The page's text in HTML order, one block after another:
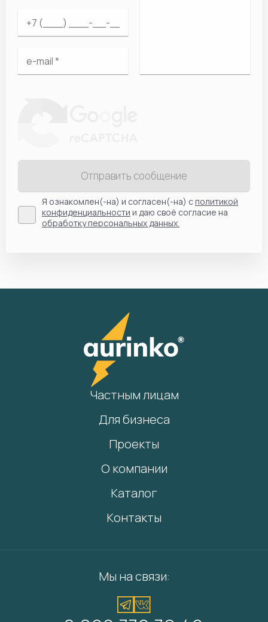
Отправить сообщение
Я ознакомлен(-на) и согласен(-на) сполитикой
конфиденциальности и даю своё согласие на
обработку персональных данных.
Частным лицам
Для бизнеса
Проекты
О компании
Каталог
Контакты
Мы на связи: